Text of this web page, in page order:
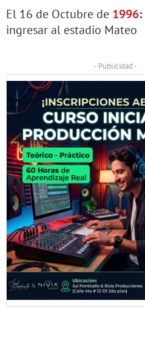
El 16 de Octubre de 1996:
ingresar al estadio Mateo
- Publicidad -